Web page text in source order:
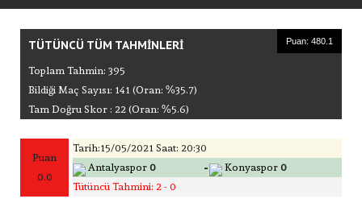
TÜTÜNCÜ TÜM TAHMINLERI Puan: 480.1
Toplam Tahmin: 395
Bildiği Maç Sayısı: 141 (Oran: %35.7)
Tam Doğru Skor : 22 (Oran: %5.6)
Puan
0.0
Tarih:15/05/2021 Saat: 20:30
Antalyaspor 0 - Konyaspor 0
Tütüncü Tahmini: 2 - 0